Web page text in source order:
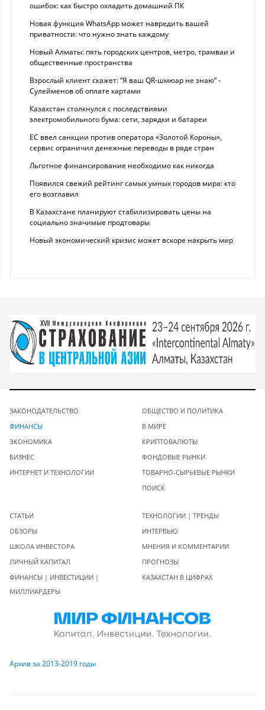
ошибок: как быстро охладить домашний ПК
Новая функция WhatsApp может навредить вашей
приватности: что нужно знать каждому
Новый Алматы: пять городских центров, метро, трамваи и
общественные пространства
Взрослый клиент скажет: “Я ваш QR-шмюар не знаю“ -
Сулейменов об оплате картами
Казахстан столкнулся с последствиями
электромобильного бума: сети, зарядки и батареи
ЕС ввел санкции против оператора «Золотой Короны»,
сервис ограничил денежные переводы в ряде стран
Льготное финансирование необходимо как никогда
Появился свежий рейтинг самых умных городов мира: кто
его возглавил
В Казахстане планируют стабилизировать цены на
социально значимые продтовары
Новый экономический кризис может вскоре накрыть мир
ЗАКОНОДАТЕЛЬСТВО
ФИНАНСЫ
ЭКОНОМИКА
БИЗНЕС
ИНТЕРНЕТ И ТЕХНОЛОГИИ
ОБЩЕСТВО И ПОЛИТИКА
В МИРЕ
КРИПТОВАЛЮТЫ
ФОНДОВЫЕ РЫНКИ
ТОВАРНО-СЫРЬЕВЫЕ РЫНКИ
ПОИСК
СТАТЬИ
ОБЗОРЫ
ШКОЛА ИНВЕСТОРА
ЛИЧНЫЙ КАПИТАЛ
ФИНАНСЫ | ИНВЕСТИЦИИ |
МИЛЛИАРДЕРЫ
ТЕХНОЛОГИИ | ТРЕНДЫ
ИНТЕРВЬЮ
МНЕНИЯ И КОММЕНТАРИИ
ПРОГНОЗЫ
КАЗАХСТАН В ЦИФРАХ
Архив за 2013-2019 годы